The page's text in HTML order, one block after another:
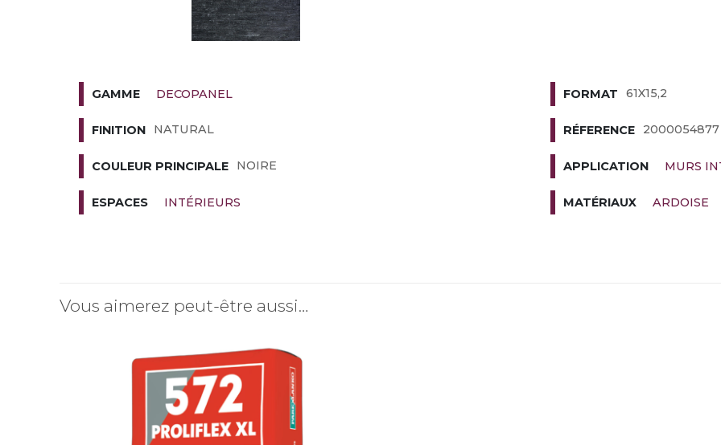
GAMME DECOPANEL FORMAT 61X15,2
FINITION NATURAL RÉFERENCE 2000054877
COULEUR PRINCIPALE NOIRE APPLICATION MURS
ESPACES INTÉRIEURS MATÉRIAUX ARDOISE
Vous aimerez peut-être aussi…